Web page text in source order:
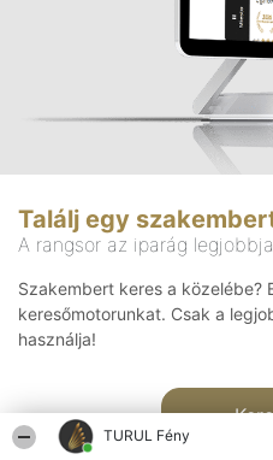
TURUL Fény
Találj egy
A rangsor az iparág
Szakembert keres a közelébe?
keresőmotorunkat. Csak a
használja!